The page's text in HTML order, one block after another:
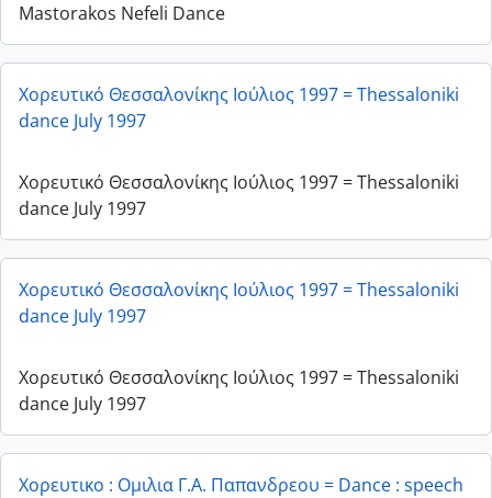
Mastorakos Nefeli Dance
Χορευτικό Θεσσαλονίκης Ιούλιος 1997 = Thessaloniki
dance July 1997
Χορευτικό Θεσσαλονίκης Ιούλιος 1997 = Thessaloniki
dance July 1997
Χορευτικό Θεσσαλονίκης Ιούλιος 1997 = Thessaloniki
dance July 1997
Χορευτικό Θεσσαλονίκης Ιούλιος 1997 = Thessaloniki
dance July 1997
Χορευτικο : Ομιλια Γ.Α. Παπανδρεου = Dance : speech